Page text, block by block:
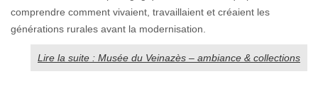
comprendre comment vivaient, travaillaient et créaient les
générations rurales avant la modernisation.
Lire la suite : Musée du Veinazès – ambiance & collections